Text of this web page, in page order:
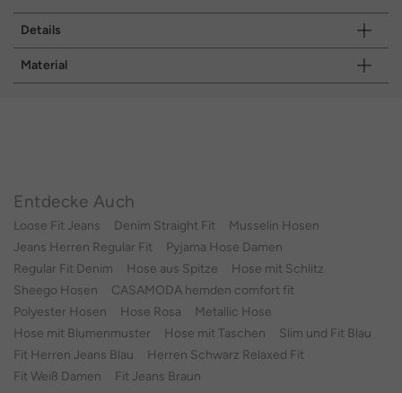
Details
Material
Entdecke Auch
Loose Fit Jeans Denim Straight Fit
Musselin Hosen
Jeans Herren Regular Fit
Pyjama Hose Damen
Regular Fit Denim
Hose aus Spitze
Hose mit Schlitz
Sheego Hosen
CASAMODA hemden comfort fit
Polyester Hosen
Hose Rosa
Metallic Hose
Hose mit Blumenmuster
Hose mit Taschen
Slim und Fit Blau
Fit Herren Jeans Blau
Herren Schwarz Relaxed Fit
Fit Weiß Damen
Fit Jeans Braun